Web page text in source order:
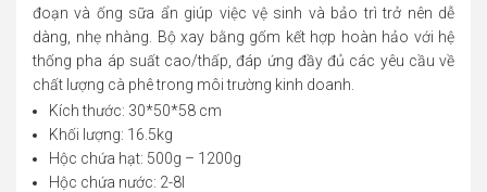
đoạn và ống sữa ẩn giúp việc vệ sinh và bảo trì trở nên dễ
dàng, nhẹ nhàng. Bộ xay bằng gốm kết hợp hoàn hảo với hệ
thống pha áp suất cao/thấp, đáp ứng đầy đủ các yêu cầu về
chất lượng cà phê trong môi trường kinh doanh.
Kích thước: 30*50*58 cm
Khối lượng: 16.5kg
Hộc chứa hạt: 500g – 1200g
Hộc chứa nước: 2-8l